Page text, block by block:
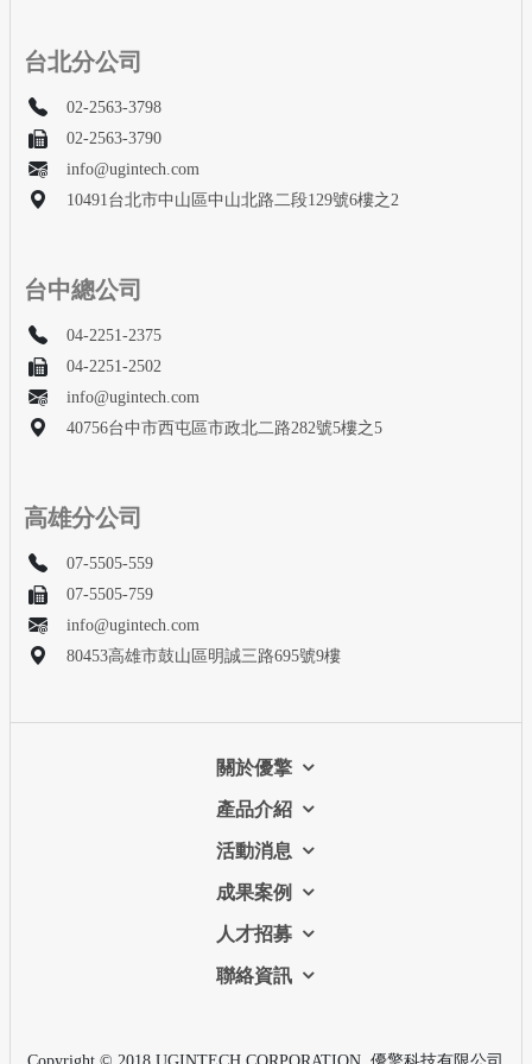
台北分公司
02-2563-3798
02-2563-3790
info@ugintech.com
10491台北市中山區中山北路二段129號6樓之2
台中總公司
04-2251-2375
04-2251-2502
info@ugintech.com
40756台中市西屯區市政北二路282號5樓之5
高雄分公司
07-5505-559
07-5505-759
info@ugintech.com
80453高雄市鼓山區明誠三路695號9樓
關於優擎
產品介紹
活動消息
成果案例
人才招募
聯絡資訊